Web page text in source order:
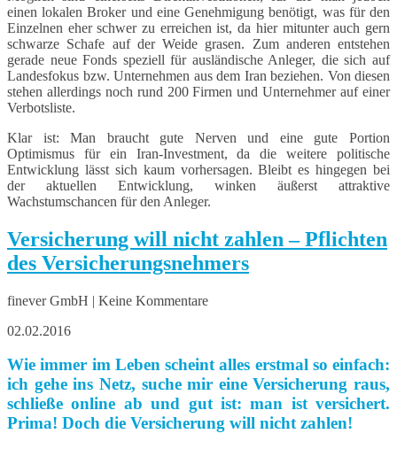
einen lokalen Broker und eine Genehmigung benötigt, was für den
Einzelnen eher schwer zu erreichen ist, da hier mitunter auch gern
schwarze Schafe auf der Weide grasen. Zum anderen entstehen
gerade neue Fonds speziell für ausländische Anleger, die sich auf
Landesfokus bzw. Unternehmen aus dem Iran beziehen. Von diesen
stehen allerdings noch rund 200 Firmen und Unternehmer auf einer
Verbotsliste.
Klar ist: Man braucht gute Nerven und eine gute Portion
Optimismus für ein Iran-Investment, da die weitere politische
Entwicklung lässt sich kaum vorhersagen. Bleibt es hingegen bei
der aktuellen Entwicklung, winken äußerst attraktive
Wachstumschancen für den Anleger.
Versicherung will nicht zahlen – Pflichten
des Versicherungsnehmers
finever GmbH | Keine Kommentare
02.02.2016
Wie immer im Leben scheint alles erstmal so einfach:
ich gehe ins Netz, suche mir eine Versicherung raus,
schließe online ab und gut ist: man ist versichert.
Prima! Doch die Versicherung will nicht zahlen!